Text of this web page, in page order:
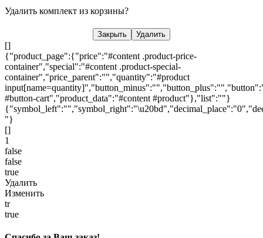
Удалить комплект из корзины?
Закрыть Удалить
[]
{"product_page":{"price":"#content .product-price-
container","special":"#content .product-special-
container","price_parent":"","quantity":"#product
#button-cart","product_data":"#content #product"},"list":""}
"}
[]
1
false
false
true
Удалить
Изменить
tr
true